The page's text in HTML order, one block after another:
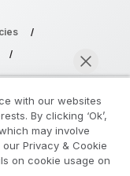
AB. 무단 전재
with our websites
By clicking ‘Ok’,
may involve
Privacy & Cookie
on cookie usage on